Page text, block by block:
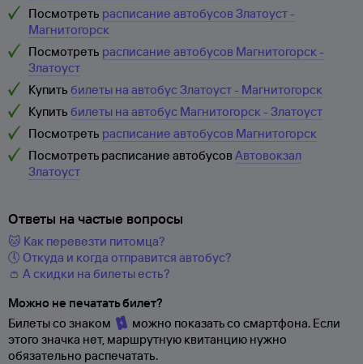
Посмотреть расписание автобусов Златоуст -
Магнитогорск
Посмотреть расписание автобусов Магнитогорск -
Златоуст
Купить билеты на автобус Златоуст - Магнитогорск
Купить билеты на автобус Магнитогорск - Златоуст
Посмотреть расписание автобусов Магнитогорск
Посмотреть расписание автобусовАвтовокзал
Златоуст
Ответы на частые вопросы
🐱 Как перевезти питомца?
🕔 Откуда и когда отправится автобус?
👛 А скидки на билеты есть?
Можно не печатать билет?
Билеты со знаком
можно показать со смартфона. Если
этого значка нет, маршрутную квитанцию нужно
обязательно распечатать.